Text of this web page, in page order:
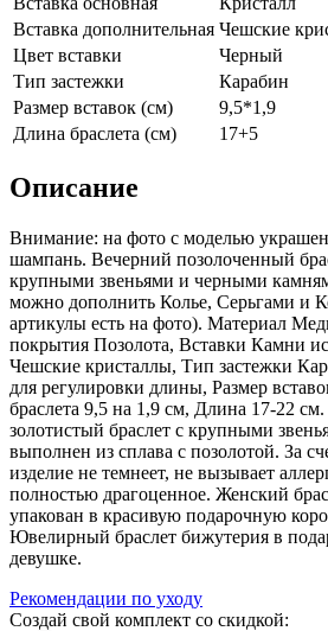
Вставка дополнительная Чешские
Цвет вставки
Черный
Тип застежки
Карабин
Размер вставок (см)
9,5*1,9
Длина браслета (см)
17+5
Описание
Внимание: на фото с моделью
шампань. Вечерний позолоченный
крупными звеньями и черными
можно дополнить Колье, Серьгами и
aртикулы есть на фoто). Материал
покрытия Позолота, Вставки Камни
Чешские кристаллы, Тип застежки
для регулировки длины, Размер
браслета 9,5 на 1,9 см, Длина 17-22
золотистый браслет с крупными
выполнен из сплава с позолотой. За
изделие не темнеет, не вызывает
полностью драгоценное. Женский
упакован в красивую подарочную
Ювелирный браслет бижутерия в
девушке.
Рекомендации по уходу
Создай свой комплект со скидкой: